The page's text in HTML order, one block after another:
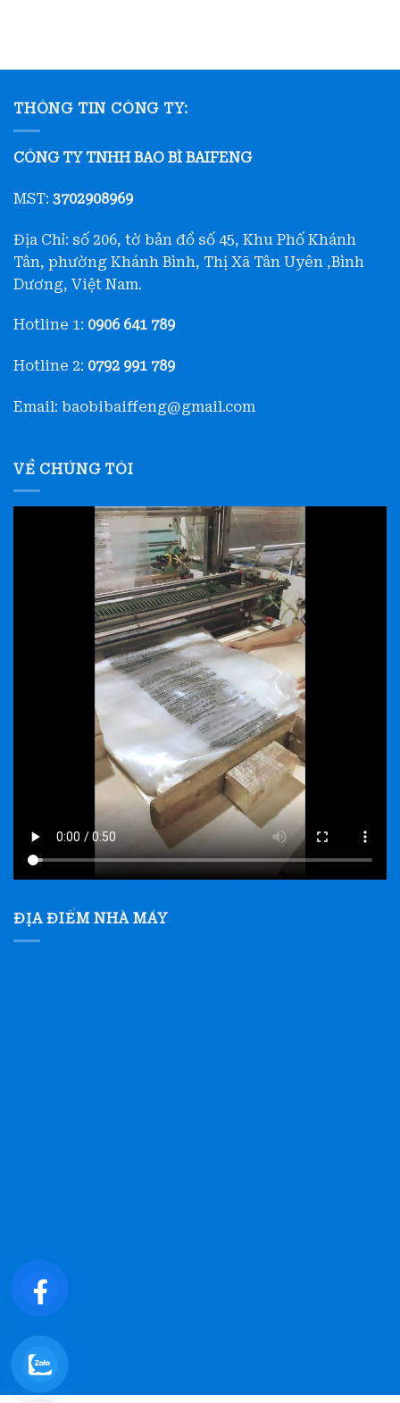
THÔNG TIN CÔNG TY:
CÔNG TY TNHH BAO BÌ BAIFENG
MST: 3702908969
Địa Chỉ: số 206, tờ bản đồ số 45, Khu Phố Khánh
Tân, phường Khánh Bình, Thị Xã Tân Uyên ,Bình
Dương, Việt Nam.
Hotline 1: 0906 641 789
Hotline 2: 0792 991 789
Email: baobibaiffeng@gmail.com
VỀ CHÚNG TÔI
ĐỊA ĐIỂM NHÀ MÁY